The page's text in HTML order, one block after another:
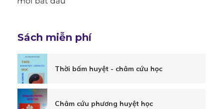
Sách miễn phí
Thời bấm huyệt - châm cứu học
Châm cứu phương huyệt học